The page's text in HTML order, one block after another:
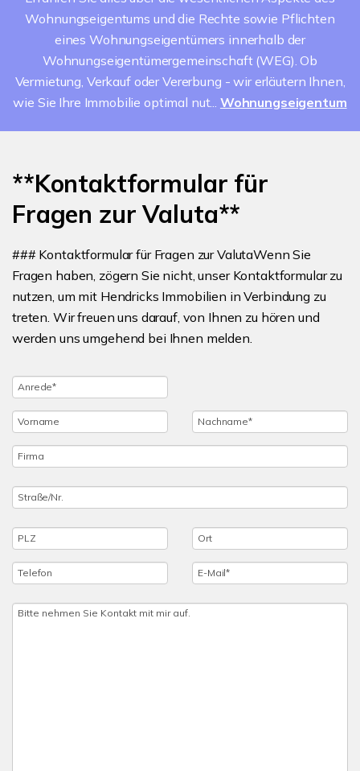
Wohnungseigentums und die Rechte sowie Pflichten
eines Wohnungseigentümers innerhalb der
Wohnungseigentümergemeinschaft (WEG). Ob
Vermietung, Verkauf oder Vererbung - wir erläutern Ihnen,
wie Sie Ihre Immobilie optimal nut... Wohnungseigentum
**Kontaktformular für
Fragen zur Valuta**
### Kontaktformular für Fragen zur ValutaWenn Sie
Fragen haben, zögern Sie nicht, unser Kontaktformular zu
nutzen, um mit Hendricks Immobilien in Verbindung zu
treten. Wir freuen uns darauf, von Ihnen zu hören und
werden uns umgehend bei Ihnen melden.